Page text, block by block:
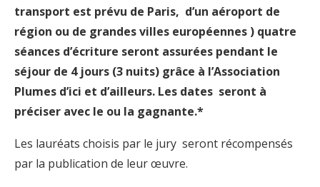
transport est prévu de Paris, d’un aéroport de
région ou de grandes villes européennes ) quatre
séances d’écriture seront assurées pendant le
séjour de 4 jours (3 nuits) grâce à l’Association
Plumes d’ici et d’ailleurs. Les dates seront à
préciser avec le ou la gagnante.*
Les lauréats choisis par le jury seront récompensés
par la publication de leur œuvre.